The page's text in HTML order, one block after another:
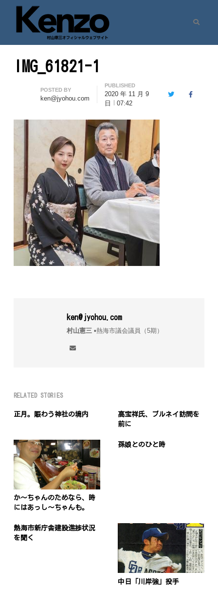
七転八起 – 村山憲三 Official Site
村山憲三ウェブサイト
IMG_61821-1
Author
POSTED BY
ken@jyohou.com
PUBLISHED
2020 年 11 月 9
日
07:42
TwitterFacebook
ken@jyohou.com
村山憲三▪︎熱海市議会議員（5期）
RELATED STORIES
正月。賑わう神社の境内
高宝祥氏、ブルネイ訪問を
前に
か〜ちゃんのためなら、時
にはあっし〜ちゃんも。
孫娘とのひと時
熱海市新庁舎建設進捗状況
を聞く
中日「川岸強」投手